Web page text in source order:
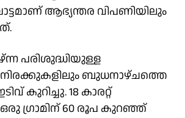
ആഭ്യന്തര വിപണിയിലും
പരിശുദ്ധിയുള്ള
നിരക്കുകളിലും ബുധനാഴ്ചത്തെ
കുറിച്ചു. 18 കാരറ്റ്
​ഗ്രാമിന് 60 രൂപ കുറഞ്ഞ്